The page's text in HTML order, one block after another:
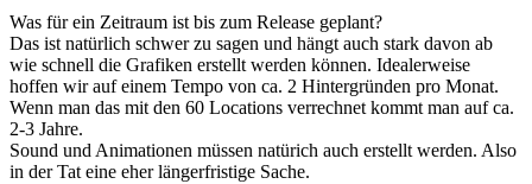
Was für ein Zeitraum ist bis zum Release geplant?
Das ist natürlich schwer zu sagen und hängt auch stark davon ab
wie schnell die Grafiken erstellt werden können. Idealerweise
hoffen wir auf einem Tempo von ca. 2 Hintergründen pro Monat.
Wenn man das mit den 60 Locations verrechnet kommt man auf ca.
2-3 Jahre.
Sound und Animationen müssen natürich auch erstellt werden. Also
in der Tat eine eher längerfristige Sache.